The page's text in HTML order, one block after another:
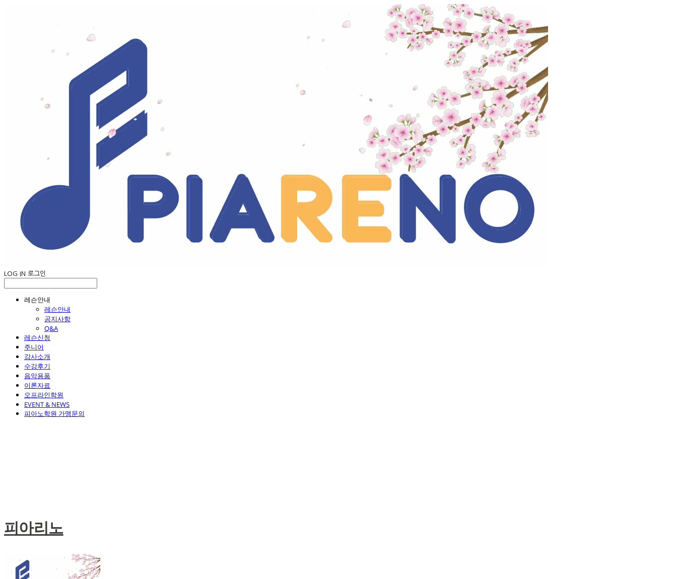
LOG IN 로그인
레슨안내
레슨안내
공지사항
Q&A
레슨신청
주니어
강사소개
수강후기
음악용품
이론자료
오프라인학원
EVENT & NEWS
피아노학원 가맹문의
피아리노